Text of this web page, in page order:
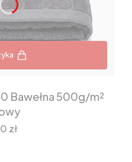
Bawełna 500g/m²
zł